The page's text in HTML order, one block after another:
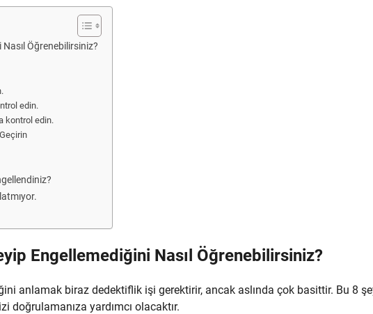
Öğrenebilirsiniz?
edin.
kontrol edin.
Engellemediğini Nasıl Öğrenebilirsiniz?
anlamak biraz dedektiflik işi gerektirir, ancak aslında çok basittir. Bu 8
yardımcı olacaktır.